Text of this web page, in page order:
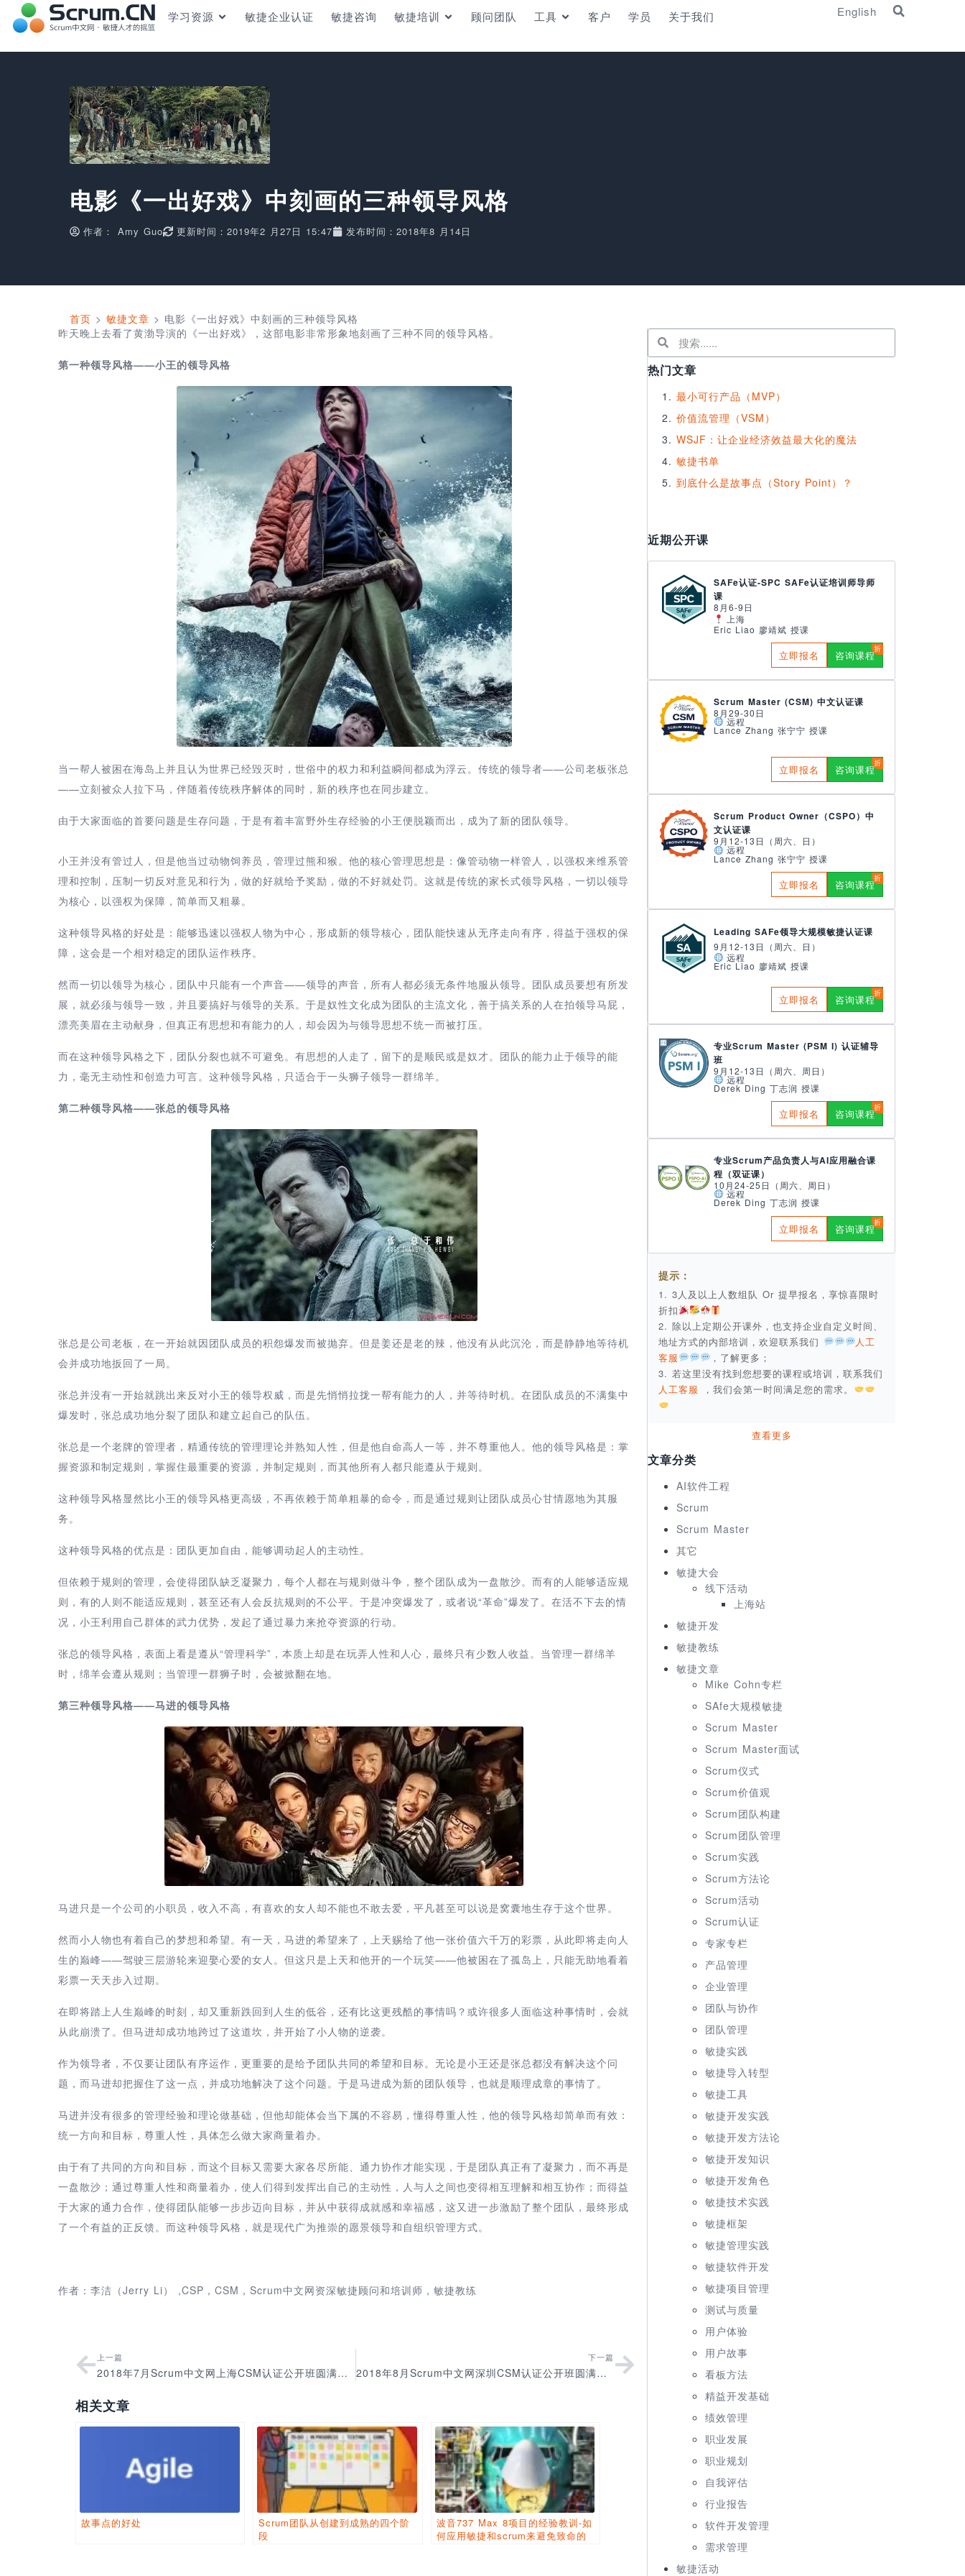
学习资源 敏捷企业认证 敏捷咨询 敏捷培训 顾问团队 工具 客户 学员 关于我们 English
电影《一出好戏》中刻画的三种领导风格
作者： Amy Guo 更新时间：2019年2 月27日 15:47 发布时间：2018年8 月14日
首页 > 敏捷文章 > 电影《一出好戏》中刻画的三种领导风格
昨天晚上去看了黄渤导演的《一出好戏》，这部电影非常形象地刻画了三种不同的领导风格。
第一种领导风格——小王的领导风格
当一帮人被困在海岛上并且认为世界已经毁灭时，世俗中的权力和利益瞬间都成为浮云。传统的领导者——公司老板张总
——立刻被众人拉下马，伴随着传统秩序解体的同时，新的秩序也在同步建立。
由于大家面临的首要问题是生存问题，于是有着丰富野外生存经验的小王便脱颖而出，成为了新的团队领导。
小王并没有管过人，但是他当过动物饲养员，管理过熊和猴。他的核心管理思想是：像管动物一样管人，以强权来维系管
理和控制，压制一切反对意见和行为，做的好就给予奖励，做的不好就处罚。这就是传统的家长式领导风格，一切以领导
为核心，以强权为保障，简单而又粗暴。
这种领导风格的好处是：能够迅速以强权人物为中心，形成新的领导核心，团队能快速从无序走向有序，得益于强权的保
障，这会是一个相对稳定的团队运作秩序。
然而一切以领导为核心，团队中只能有一个声音——领导的声音，所有人都必须无条件地服从领导。团队成员要想有所发
展，就必须与领导一致，并且要搞好与领导的关系。于是奴性文化成为团队的主流文化，善于搞关系的人在拍领导马屁，
漂亮美眉在主动献身，但真正有思想和有能力的人，却会因为与领导思想不统一而被打压。
而在这种领导风格之下，团队分裂也就不可避免。有思想的人走了，留下的是顺民或是奴才。团队的能力止于领导的能
力，毫无主动性和创造力可言。这种领导风格，只适合于一头狮子领导一群绵羊。
第二种领导风格——张总的领导风格
张总是公司老板，在一开始就因团队成员的积怨爆发而被抛弃。但是姜还是老的辣，他没有从此沉沦，而是静静地等待机
会并成功地扳回了一局。
张总并没有一开始就跳出来反对小王的领导权威，而是先悄悄拉拢一帮有能力的人，并等待时机。在团队成员的不满集中
爆发时，张总成功地分裂了团队和建立起自己的队伍。
张总是一个老牌的管理者，精通传统的管理理论并熟知人性，但是他自命高人一等，并不尊重他人。他的领导风格是：掌
握资源和制定规则，掌握住最重要的资源，并制定规则，而其他所有人都只能遵从于规则。
这种领导风格显然比小王的领导风格更高级，不再依赖于简单粗暴的命令，而是通过规则让团队成员心甘情愿地为其服
务。
这种领导风格的优点是：团队更加自由，能够调动起人的主动性。
但依赖于规则的管理，会使得团队缺乏凝聚力，每个人都在与规则做斗争，整个团队成为一盘散沙。而有的人能够适应规
则，有的人则不能适应规则，甚至还有人会反抗规则的不公平。于是冲突爆发了，或者说“革命”爆发了。在活不下去的情
况，小王利用自己群体的武力优势，发起了通过暴力来抢夺资源的行动。
张总的领导风格，表面上看是遵从“管理科学”，本质上却是在玩弄人性和人心，最终只有少数人收益。当管理一群绵羊
时，绵羊会遵从规则；当管理一群狮子时，会被掀翻在地。
第三种领导风格——马进的领导风格
马进只是一个公司的小职员，收入不高，有喜欢的女人却不能也不敢去爱，平凡甚至可以说是窝囊地生存于这个世界。
然而小人物也有着自己的梦想和希望。有一天，马进的希望来了，上天赐给了他一张价值六千万的彩票，从此即将走向人
生的巅峰——驾驶三层游轮来迎娶心爱的女人。但这只是上天和他开的一个玩笑——他被困在了孤岛上，只能无助地看着
彩票一天天步入过期。
在即将踏上人生巅峰的时刻，却又重新跌回到人生的低谷，还有比这更残酷的事情吗？或许很多人面临这种事情时，会就
从此崩溃了。但马进却成功地跨过了这道坎，并开始了小人物的逆袭。
作为领导者，不仅要让团队有序运作，更重要的是给予团队共同的希望和目标。无论是小王还是张总都没有解决这个问
题，而马进却把握住了这一点，并成功地解决了这个问题。于是马进成为新的团队领导，也就是顺理成章的事情了。
马进并没有很多的管理经验和理论做基础，但他却能体会当下属的不容易，懂得尊重人性，他的领导风格却简单而有效：
统一方向和目标，尊重人性，具体怎么做大家商量着办。
由于有了共同的方向和目标，而这个目标又需要大家各尽所能、通力协作才能实现，于是团队真正有了凝聚力，而不再是
一盘散沙；通过尊重人性和商量着办，使人们得到发挥出自己的主动性，人与人之间也变得相互理解和相互协作；而得益
于大家的通力合作，使得团队能够一步步迈向目标，并从中获得成就感和幸福感，这又进一步激励了整个团队，最终形成
了一个有益的正反馈。而这种领导风格，就是现代广为推崇的愿景领导和自组织管理方式。
作者：李洁（Jerry Li） ,CSP，CSM，Scrum中文网资深敏捷顾问和培训师，敏捷教练
上一篇
2018年7月Scrum中文网上海CSM认证公开班圆满结束
下一篇
2018年8月Scrum中文网深圳CSM认证公开班圆满结束
相关文章
故事点的好处
Scrum团队从创建到成熟的四个阶
段
波音737 Max 8项目的经验教训-如
何应用敏捷和scrum来避免致命的
热门文章
最小可行产品（MVP）
价值流管理（VSM）
WSJF：让企业经济效益最大化的魔法
敏捷书单
到底什么是故事点（Story Point）？
近期公开课
SAFe认证-SPC SAFe认证培训师导师
课
8月6-9日
上海
Eric Liao 廖靖斌 授课
立即报名 咨询课程
Scrum Master (CSM) 中文认证课
8月29-30日
远程
Lance Zhang 张宁宁 授课
立即报名 咨询课程
Scrum Product Owner（CSPO）中
文认证课
9月12-13日（周六、日）
远程
Lance Zhang 张宁宁 授课
立即报名 咨询课程
Leading SAFe领导大规模敏捷认证课
9月12-13日（周六、日）
远程
Eric Liao 廖靖斌 授课
立即报名 咨询课程
专业Scrum Master (PSM I) 认证辅导
班
9月12-13日（周六、周日）
远程
Derek Ding 丁志润 授课
立即报名 咨询课程
专业Scrum产品负责人与AI应用融合课
程（双证课）
10月24-25日（周六、周日）
远程
Derek Ding 丁志润 授课
立即报名 咨询课程
提示：
1. 3人及以上人数组队 Or 提早报名，享惊喜限时
折扣
2. 除以上定期公开课外，也支持企业自定义时间、
地址方式的内部培训，欢迎联系我们
人工
客服
，了解更多；
3. 若这里没有找到您想要的课程或培训，联系我们
人工客服
，我们会第一时间满足您的需求。
查看更多
文章分类
AI软件工程
Scrum
Scrum Master
其它
敏捷大会
线下活动
上海站
敏捷开发
敏捷教练
敏捷文章
Mike Cohn专栏
SAfe大规模敏捷
Scrum Master
Scrum Master面试
Scrum仪式
Scrum价值观
Scrum团队构建
Scrum团队管理
Scrum实践
Scrum方法论
Scrum活动
Scrum认证
专家专栏
产品管理
企业管理
团队与协作
团队管理
敏捷实践
敏捷导入转型
敏捷工具
敏捷开发实践
敏捷开发方法论
敏捷开发知识
敏捷开发角色
敏捷技术实践
敏捷框架
敏捷管理实践
敏捷软件开发
敏捷项目管理
测试与质量
用户体验
用户故事
看板方法
精益开发基础
绩效管理
职业发展
职业规划
自我评估
行业报告
软件开发管理
需求管理
敏捷活动